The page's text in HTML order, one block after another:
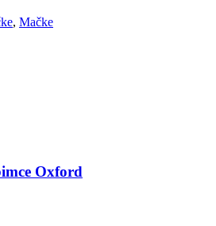
, Mačke
Oxford